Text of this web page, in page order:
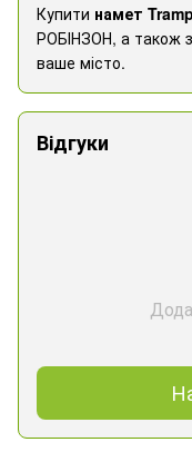
Купити намет
РОБІНЗОН, а також
ваше місто.
Відгуки